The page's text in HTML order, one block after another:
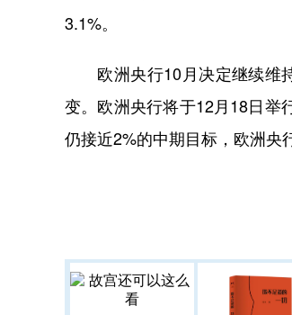
3.1%。
欧洲央行10月决定继续维持
变。欧洲央行将于12月18日举
仍接近2%的中期目标，欧洲央